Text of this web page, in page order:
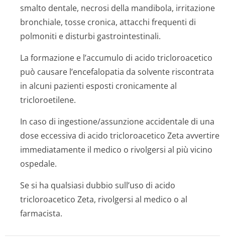
smalto dentale, necrosi della mandibola, irritazione
bronchiale, tosse cronica, attacchi frequenti di
polmoniti e disturbi gastrointestinali.
La formazione e l’accumulo di acido tricloroacetico
può causare l’encefalopatia da solvente riscontrata
in alcuni pazienti esposti cronicamente al
tricloroetilene.
In caso di ingestione/as­sunzione accidentale di una
dose eccessiva di acido tricloroacetico Zeta avvertire
immediatamente il medico o rivolgersi al più vicino
ospedale.
Se si ha qualsiasi dubbio sull’uso di acido
tricloroacetico Zeta, rivolgersi al medico o al
farmacista.